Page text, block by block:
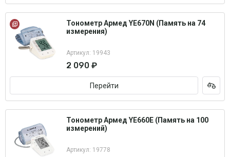
Тонометр Армед YE670N (Память на 74
измерения)
Артикул: 19943
2 090 ₽
Перейти
Тонометр Армед YE660E (Память на 100
измерений)
Артикул: 19778